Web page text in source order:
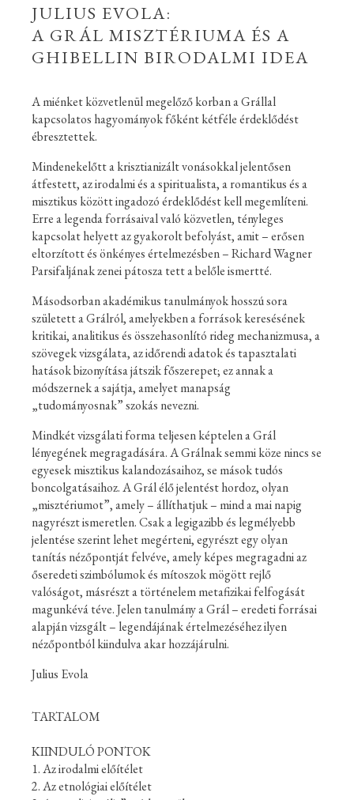
JULIUS EVOLA:
A GRÁL MISZTÉRIUMA ÉS A
GHIBELLIN BIRODALMI IDEA
A miénket közvetlenül megelőző korban a Grállal
kapcsolatos hagyományok főként kétféle érdeklődést
ébresztettek.
Mindenekelőtt a krisztianizált vonásokkal jelentősen
átfestett, az irodalmi és a spiritualista, a romantikus és a
misztikus között ingadozó érdeklődést kell megemlíteni.
Erre a legenda forrásaival való közvetlen, tényleges
kapcsolat helyett az gyakorolt befolyást, amit – erősen
eltorzított és önkényes értelmezésben – Richard Wagner
Parsifaljának zenei pátosza tett a belőle ismertté.
Másodsorban akadémikus tanulmányok hosszú sora
született a Grálról, amelyekben a források keresésének
kritikai, analitikus és összehasonlító rideg mechanizmusa, a
szövegek vizsgálata, az időrendi adatok és tapasztalati
hatások bizonyítása játszik főszerepet; ez annak a
módszernek a sajátja, amelyet manapság
„tudományosnak” szokás nevezni.
Mindkét vizsgálati forma teljesen képtelen a Grál
lényegének megragadására. A Grálnak semmi köze nincs se
egyesek misztikus kalandozásaihoz, se mások tudós
boncolgatásaihoz. A Grál élő jelentést hordoz, olyan
„misztériumot”, amely – állíthatjuk – mind a mai napig
nagyrészt ismeretlen. Csak a legigazibb és legmélyebb
jelentése szerint lehet megérteni, egyrészt egy olyan
tanítás nézőpontját felvéve, amely képes megragadni az
őseredeti szimbólumok és mítoszok mögött rejlő
valóságot, másrészt a történelem metafizikai felfogását
magunkévá téve. Jelen tanulmány a Grál – eredeti forrásai
alapján vizsgált – legendájának értelmezéséhez ilyen
nézőpontból kiindulva akar hozzájárulni.
Julius Evola
TARTALOM
KIINDULÓ PONTOK
1. Az irodalmi előítélet
2. Az etnológiai előítélet